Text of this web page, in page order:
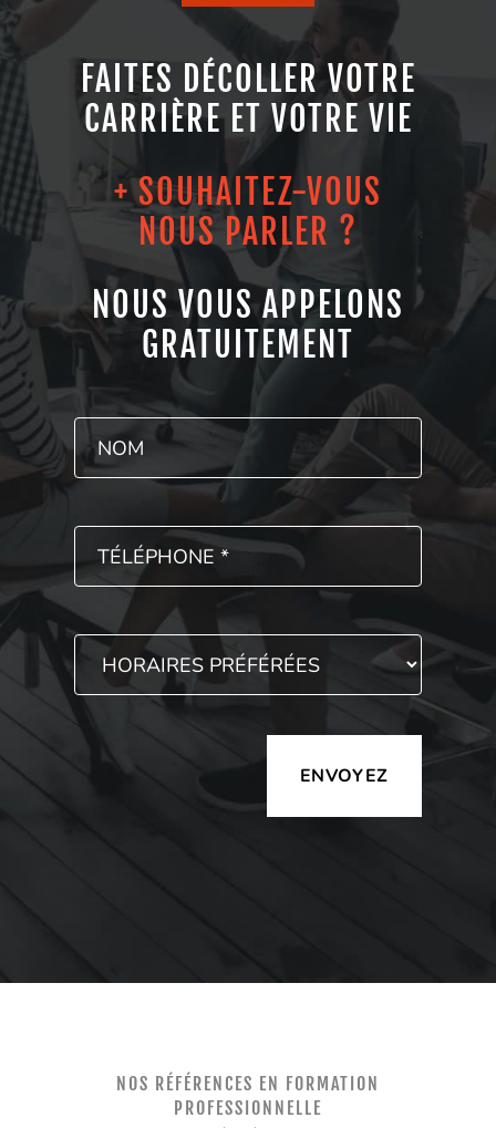
FAITES DÉCOLLER VOTRE
CARRIÈRE ET VOTRE VIE
+ SOUHAITEZ-VOUS
NOUS PARLER ?
NOUS VOUS APPELONS
GRATUITEMENT
NOS RÉFÉRENCES EN FORMATION
PROFESSIONNELLE